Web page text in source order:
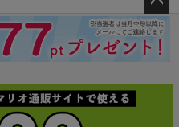
ペー
ジト
ップ